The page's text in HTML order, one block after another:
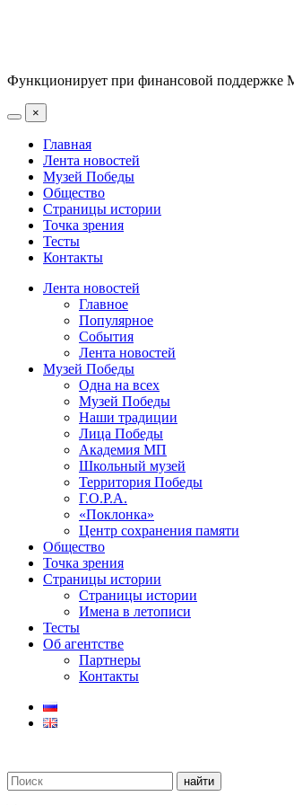
Функционирует при финансовой поддержке
×
Главная
Лента новостей
Музей Победы
Общество
Страницы истории
Точка зрения
Тесты
Контакты
Лента новостей
Главное
Популярное
События
Лента новостей
Музей Победы
Одна на всех
Музей Победы
Наши традиции
Лица Победы
Академия МП
Школьный музей
Территория Победы
Г.О.Р.А.
«Поклонка»
Центр сохранения памяти
Общество
Точка зрения
Страницы истории
Страницы истории
Имена в летописи
Тесты
Об агентстве
Партнеры
Контакты